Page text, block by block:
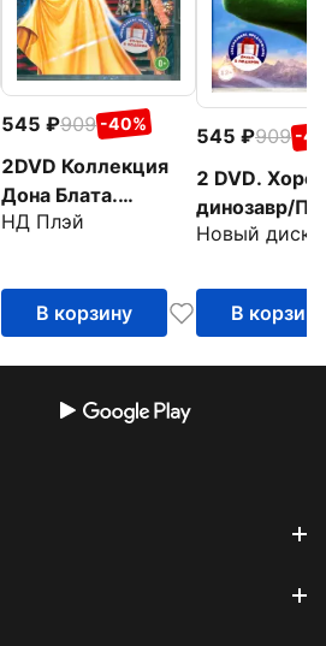
545 909 -40%
2DVD Коллекция
Дона Блата.
Анастаcия. Все псы
НД Плэй
В корзину
545 909 -
2 DVD.
динозавр/
с
Новый диск
В корзину